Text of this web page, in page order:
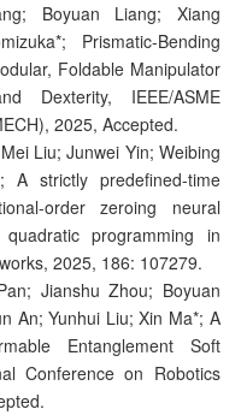
Boyuan Liang; Xiang
Prismatic-Bending
Foldable Manipulator
Dexterity, IEEE/ASME
2025, Accepted.
Liu; Junwei Yin; Weibing
strictly predefined-time
order zeroing neural
programming in
2025, 186: 107279.
Jianshu Zhou; Boyuan
An; Yunhui Liu; Xin Ma*; A
Entanglement Soft
Conference on Robotics